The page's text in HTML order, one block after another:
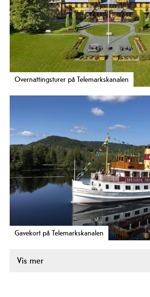
Overnattingsturer på Telemarkskanalen
Gavekort på Telemarkskanalen
Vis mer